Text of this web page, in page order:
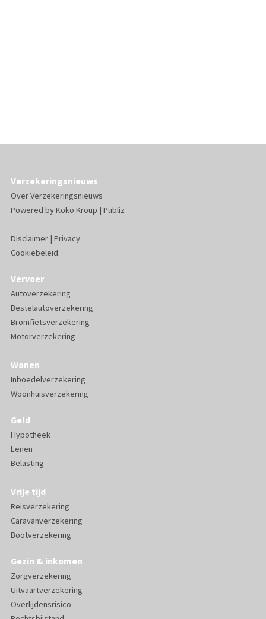
Verzekeringsnieuws
Over Verzekeringsnieuws
Powered byKoko Kroup | Publiz
Disclaimer| Privacy
Cookiebeleid
Vervoer
Autoverzekering
Bestelautoverzekering
Bromfietsverzekering
Motorverzekering
Wonen
Inboedelverzekering
Woonhuisverzekering
Geld
Hypotheek
Lenen
Belasting
Vrije tijd
Reisverzekering
Caravanverzekering
Bootverzekering
Gezin & inkomen
Zorgverzekering
Uitvaartverzekering
Overlijdensrisico